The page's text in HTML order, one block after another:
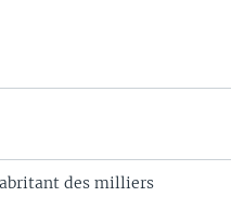
des milliers